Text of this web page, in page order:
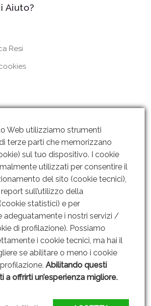
Aiuto?
Resi
s.r.l P. IVA: 06221451211 |Web Design By
Web utilizziamo strumenti
terze parti che memorizzano
sul tuo dispositivo. I cookie
utilizzati per consentire il
del sito (cookie tecnici),
sull’utilizzo della
statistici) e per
adeguatamente i nostri servizi /
di profilazione). Possiamo
i cookie tecnici, ma hai il
se abilitare o meno i cookie
Abilitando questi
a offrirti un’esperienza migliore.